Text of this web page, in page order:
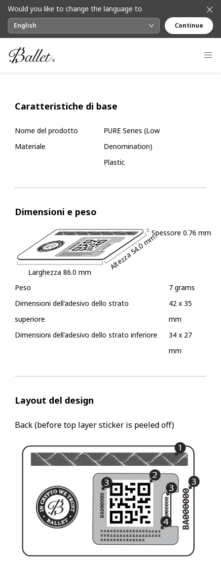
Would you like to change the language to
English Continue
Caratteristiche di base
Nome del prodotto
Materiale
PURE Series (Low
Denomination)
Plastic
Dimensioni e peso
Larghezza 86.0 mm
Altezza
54.0 mmSpessore 0.76 mm
Peso
Dimensioni dell'adesivo dello strato
superiore
Dimensioni dell'adesivo dello strato inferiore
7 grams
42 x 35
mm
34 x 27
mm
Layout del design
Back (before top layer sticker is peeled off)